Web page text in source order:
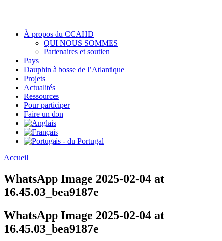
À propos du CCAHD
QUI NOUS SOMMES
Partenaires et soutien
Pays
Dauphin à bosse de l’Atlantique
Projets
Actualités
Ressources
Pour participer
Faire un don
Accueil
WhatsApp Image 2025-02-04 at
16.45.03_bea9187e
WhatsApp Image 2025-02-04 at
16.45.03_bea9187e